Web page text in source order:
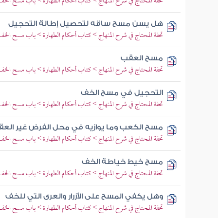
هل يسن مسح ساقه لتحصيل إطالة التحجيل
تحفة المحتاج في شرح المنهاج > كتاب أحكام الطهارة > باب مسح
مسح العقب
تحفة المحتاج في شرح المنهاج > كتاب أحكام الطهارة > باب مسح
التحجيل في مسح الخف
تحفة المحتاج في شرح المنهاج > كتاب أحكام الطهارة > باب مسح
مسح الكعب وما يوازيه في محل الفرض غير
تحفة المحتاج في شرح المنهاج > كتاب أحكام الطهارة > باب مسح
مسح خيط خياطة الخف
تحفة المحتاج في شرح المنهاج > كتاب أحكام الطهارة > باب مسح
وهل يكفي المسح على الأزرار والعرى التي للخف
تحفة المحتاج في شرح المنهاج > كتاب أحكام الطهارة > باب مسح